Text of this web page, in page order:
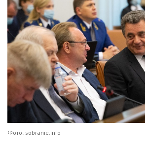
Фото: sobranie.info